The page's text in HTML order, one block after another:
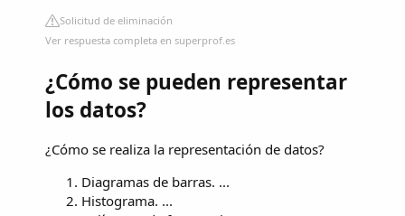
Solicitud de eliminación
Ver respuesta completa en superprof.es
¿Cómo se pueden representar
los datos?
¿Cómo se realiza la representación de datos?
Diagramas de barras. ...
Histograma. ...